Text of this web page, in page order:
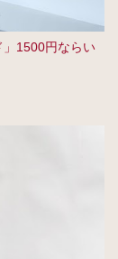
」1500円ならい